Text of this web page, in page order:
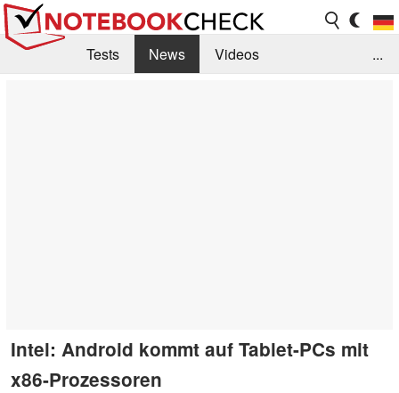
Tests News
Videos
...
Intel: Android kommt auf Tablet-PCs mit
x86-Prozessoren